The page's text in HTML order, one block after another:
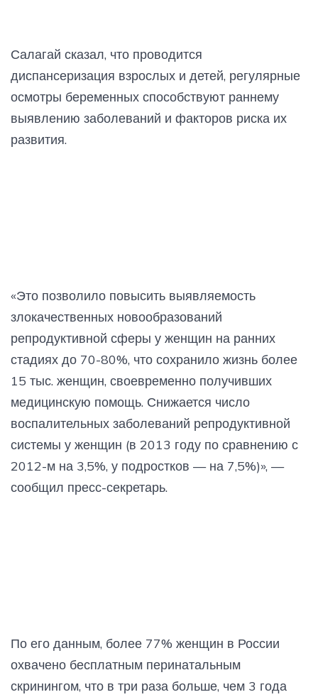
Салагай сказал, что проводится
диспансеризация взрослых и детей, регулярные
осмотры беременных способствуют раннему
выявлению заболеваний и факторов риска их
развития.
«Это позволило повысить выявляемость
злокачественных новообразований
репродуктивной сферы у женщин на ранних
стадиях до 70-80%, что сохранило жизнь более
15 тыс. женщин, своевременно получивших
медицинскую помощь. Снижается число
воспалительных заболеваний репродуктивной
системы у женщин (в 2013 году по сравнению с
2012-м на 3,5%, у подростков — на 7,5%)», —
сообщил пресс-секретарь.
По его данным, более 77% женщин в России
охвачено бесплатным перинатальным
скринингом, что в три раза больше, чем 3 года